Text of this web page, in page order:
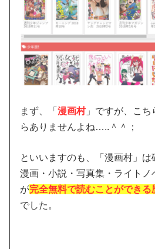
まず、「漫画村」ですが、こち
らありませんよね…..＾＾；
といいますのも、「漫画村」
漫画・小説・写真集・ライト
が完全無料で読むことができる
でした。